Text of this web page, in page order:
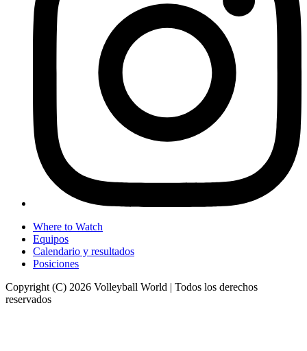
Where to Watch
Equipos
Calendario y resultados
Posiciones
Copyright (C) 2026 Volleyball World | Todos los derechos
reservados